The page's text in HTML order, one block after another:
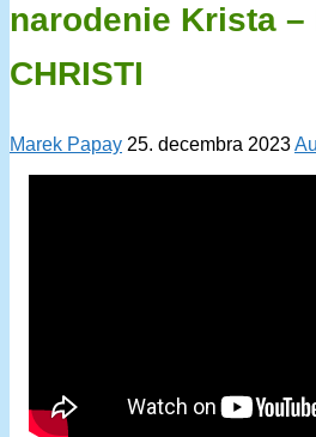
narodenie Krista –
CHRISTI
Marek Papay 25. decembra 2023